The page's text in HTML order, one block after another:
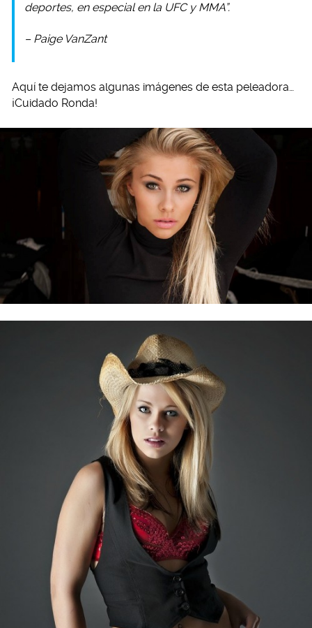
deportes, en especial en la UFC y MMA”.
– Paige VanZant
Aquí te dejamos algunas imágenes de esta peleadora…
¡Cuidado Ronda!